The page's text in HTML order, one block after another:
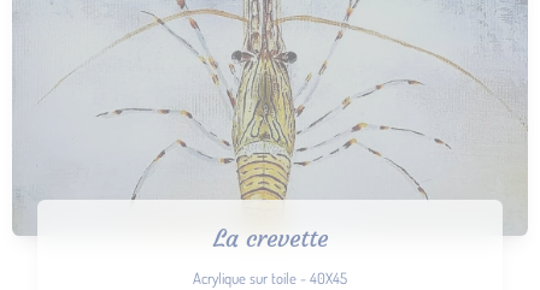
La crevette
Acrylique sur toile - 40X45